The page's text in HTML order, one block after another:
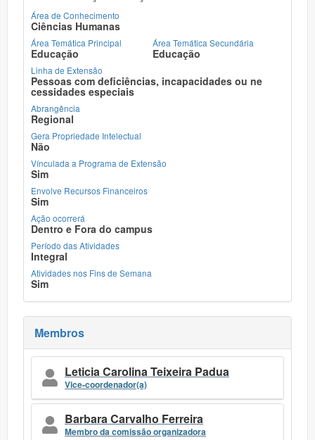
Área de Conhecimento
Ciências Humanas
Área Temática Principal
Educação
Área Temática Secundária
Educação
Linha de Extensão
Pessoas com deficiências, incapacidades ou ne
cessidades especiais
Abrangência
Regional
Gera Propriedade Intelectual
Não
Vínculada a Programa de Extensão
Sim
Envolve Recursos Financeiros
Sim
Ação ocorrerá
Dentro e Fora do campus
Período das Atividades
Integral
Atividades nos Fins de Semana
Sim
Membros
Leticia Carolina Teixeira Padua
Vice-coordenador(a)
Barbara Carvalho Ferreira
Membro da comissão organizadora